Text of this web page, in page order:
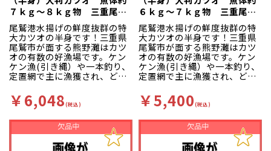
７ｋｇ～８ｋｇ物 三重尾鷲
港
尾鷲港水揚げの鮮度抜群の特
大カツオの半身です！三重県
尾鷲市が面する熊野灘はカツ
オの有数の好漁場です。ケン
ケン漁(引き縄）や一本釣り、
定置網で主に漁獲され、どれ
鮮度な状態で水揚げされま
す。赤身主体の魚が多く、色
中でもこの大判サイズは別格
で、濃い赤身でモチモチ食感
が素晴らしいです。
￥6,048(税込)
６ｋｇ～７ｋｇ物 三重尾鷲
港
尾鷲港水揚げの鮮度抜群の特
大カツオの半身です！三重県
尾鷲市が面する熊野灘はカツ
オの有数の好漁場です。ケン
ケン漁(引き縄）や一本釣り、
定置網で主に漁獲され、どれ
鮮度な状態で水揚げされま
す。赤身主体の魚が多く、色
中でもこの大判サイズは別格
で、濃い赤身でモチモチ食感
が素晴らしいです。
￥5,400(税込)